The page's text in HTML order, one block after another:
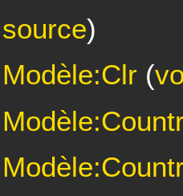
source)
Modèle:Clr (